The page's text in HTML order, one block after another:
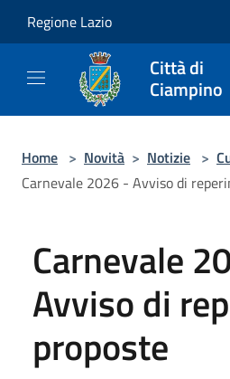
Regione Lazio
Città di
Ciampino
Home > Novità > Notizie >
Carnevale 2026 - Avviso di
Carnevale
Avviso di
proposte